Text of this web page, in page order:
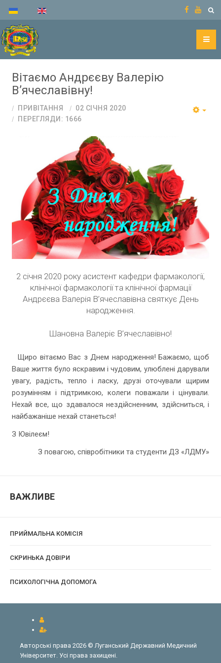
Вітаємо Андрєєву Валерію
В’ячеславівну!
ПРИВІТАННЯ
02 СІЧНЯ 2020
ПЕРЕГЛЯДИ: 1666
2 січня 2020 року асистент кафедри фармакології,
клінічної фармакології та клінічної фармації
Андрєєва Валерія В’ячеславівна святкує День
народження.
Шановна Валеріє В’ячеславівно!
Щиро вітаємо Вас з Днем народження! Бажаємо, щоб
Ваше життя було яскравим і чудовим, улюблені дарували
увагу, радість, тепло і ласку, друзі оточували щирим
розумінням і підтримкою, колеги поважали і цінували.
Нехай все, що здавалося нездійсненним, здійсниться, і
найбажаніше нехай станеться!
З Ювілеєм!
З повагою, співробітники та студенти ДЗ «ЛДМУ»
ВАЖЛИВЕ
ПРИЙМАЛЬНА КОМІСІЯ
CКРИНЬКА ДОВІРИ
ПСИХОЛОГІЧНА ДОПОМОГА
Авторські права 2026 © Луганський Державний Медичний
Університет. Усі права захищені.